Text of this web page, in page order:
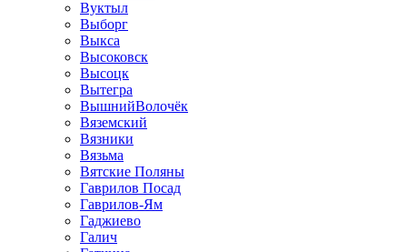
Вуктыл
Выборг
Выкса
Высоковск
Высоцк
Вытегра
ВышнийВолочёк
Вяземский
Вязники
Вязьма
Вятские Поляны
Гаврилов Посад
Гаврилов-Ям
Гаджиево
Галич